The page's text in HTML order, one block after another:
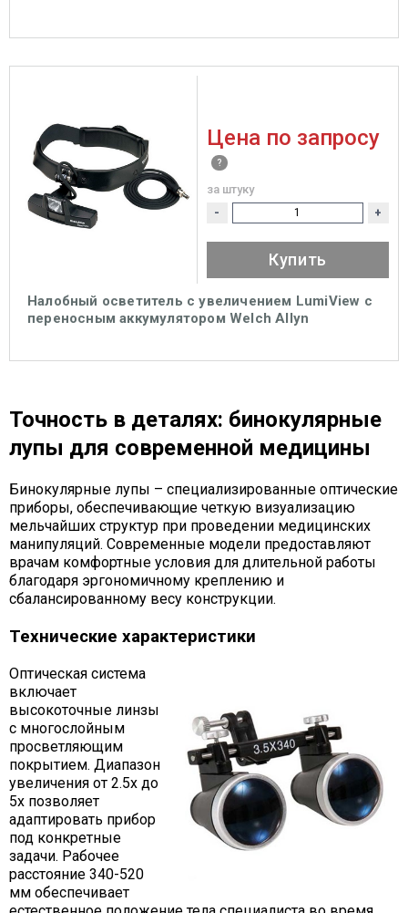
Налобный осветитель с увеличением LumiView с
переносным аккумулятором Welch Allyn
Цена по запросу
за штуку
- +
Купить
Точность в деталях: бинокулярные
лупы для современной медицины
Бинокулярные лупы – специализированные оптические
приборы, обеспечивающие четкую визуализацию
мельчайших структур при проведении медицинских
манипуляций. Современные модели предоставляют
врачам комфортные условия для длительной работы
благодаря эргономичному креплению и
сбалансированному весу конструкции.
Технические характеристики
Оптическая система
включает
высокоточные линзы
с многослойным
просветляющим
покрытием. Диапазон
увеличения от 2.5x до
5x позволяет
адаптировать прибор
под конкретные
задачи. Рабочее
расстояние 340-520
мм обеспечивает